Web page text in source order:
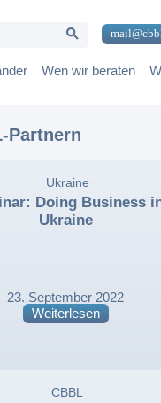
Search Button
Wen wir beraten
Partnern
Doing Business
Ukraine
Ukraine
23. September 2022
Weiterlesen
,CBBL